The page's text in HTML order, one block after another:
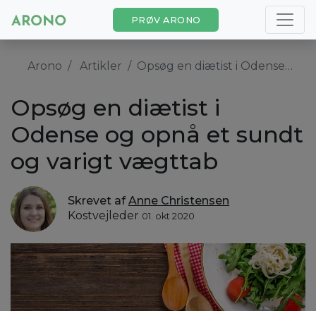
PRØV ARONO
Arono Artikler Opsøg en diætist i Odense og opnå et sundt og varigt vægttab
Opsøg en diætist i
Odense og opnå et sundt
og varigt vægttab
Skrevet afAnne Christensen
Kostvejleder 01. okt 2020